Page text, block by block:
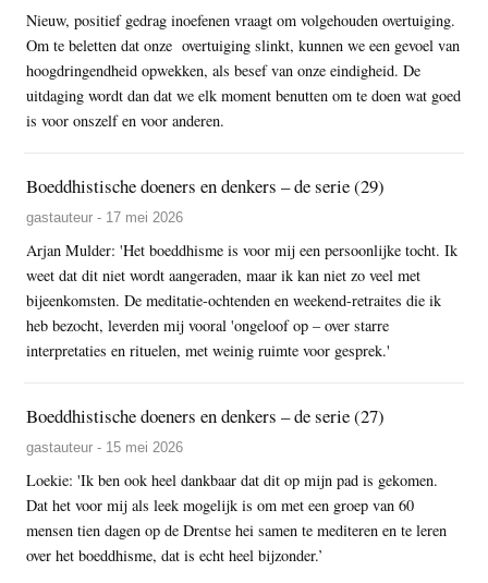
Nieuw, positief gedrag inoefenen vraagt om volgehouden overtuiging.
Om te beletten dat onze overtuiging slinkt, kunnen we een gevoel van
hoogdringendheid opwekken, als besef van onze eindigheid. De
uitdaging wordt dan dat we elk moment benutten om te doen wat goed
is voor onszelf en voor anderen.
Boeddhistische doeners en denkers – de serie (29)
gastauteur - 17 mei 2026
Arjan Mulder: 'Het boeddhisme is voor mij een persoonlijke tocht. Ik
weet dat dit niet wordt aangeraden, maar ik kan niet zo veel met
bijeenkomsten. De meditatie-ochtenden en weekend-retraites die ik
heb bezocht, leverden mij vooral 'ongeloof op – over starre
interpretaties en rituelen, met weinig ruimte voor gesprek.'
Boeddhistische doeners en denkers – de serie (27)
gastauteur - 15 mei 2026
Loekie: 'Ik ben ook heel dankbaar dat dit op mijn pad is gekomen.
Dat het voor mij als leek mogelijk is om met een groep van 60
mensen tien dagen op de Drentse hei samen te mediteren en te leren
over het boeddhisme, dat is echt heel bijzonder.’